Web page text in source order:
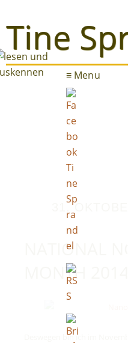
Tine
≡ Menu
31.
NATIONAL
MONTH
Deswegen bin ich im